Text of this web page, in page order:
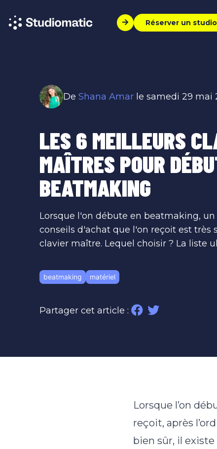
Réserver un studio
De Shana Amar le samedi 29 mai
LES 6 MEILLEURS
MAÎTRES POUR
BEATMAKING
Lorsque l'on débute en beatmaking,
conseils d'achat que l'on reçoit est très
clavier maître. Lequel choisir ? La liste
beatmaking matériel
Partager cet article :
Lorsque l’on
reçoit, après
bien sûr, il